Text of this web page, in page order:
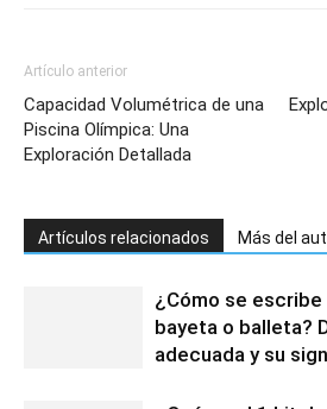
Artículo anterior
Capacidad Volumétrica de una
Piscina Olímpica: Una
Exploración Detallada
Artículos relacionados Más del
¿Cómo se
bayeta o balleta?
adecuada y su